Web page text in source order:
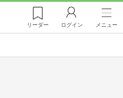
リーダー ログイン メニュー